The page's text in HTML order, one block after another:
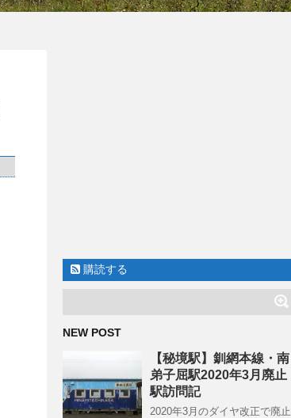
購読する
NEW POST
【秘境駅】釧網本線・南
弟子屈駅2020年3月廃止
駅訪問記
2020年3月のダイヤ改正で廃止